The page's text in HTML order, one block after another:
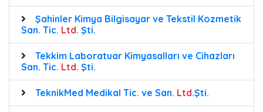
Şahinler Kimya Bilgisayar ve Tekstil Kozmetik
San. Tic. Ltd. Şti.
Tekkim Laboratuar Kimyasalları ve Cihazları
San. Tic. Ltd. Şti.
TeknikMed Medikal Tic. ve San. Ltd.Şti.